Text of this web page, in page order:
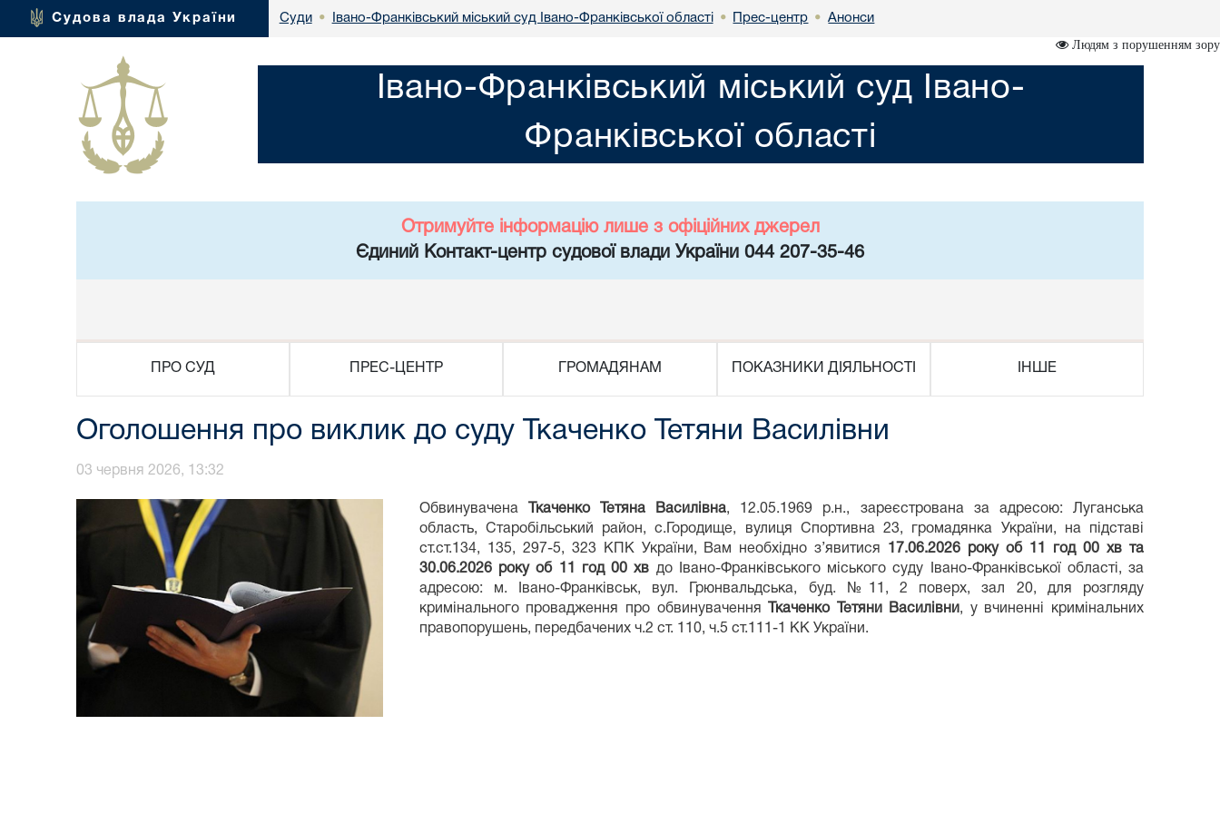
Судова влада України Суди • Івано-Франківський міський суд Івано-Франківської області • Прес-центр • Анонси
Людям з порушенням зору
Івано-Франківський міський суд Івано-
Франківської області
Отримуйте інформацію лише з офіційних джерел
Єдиний Контакт-центр судової влади України 044 207-35-46
ПРО СУД ПРЕС-ЦЕНТР ГРОМАДЯНАМ ПОКАЗНИКИ ДІЯЛЬНОСТІ ІНШЕ
Оголошення про виклик до суду Ткаченко Тетяни Василівни
03 червня 2026, 13:32
Обвинувачена Ткаченко Тетяна Василівна, 12.05.1969 р.н., зареєстрована за адресою: Луганська
область, Старобільський район, с.Городище, вулиця Спортивна 23, громадянка України, на підставі
ст.ст.134, 135, 297-5, 323 КПК України, Вам необхідно з’явитися 17.06.2026 року об 11 год 00 хв та
30.06.2026 року об 11 год 00 хв до Івано-Франківського міського суду Івано-Франківської області, за
адресою: м. Івано-Франківськ, вул. Грюнвальдська, буд. №11, 2 поверх, зал 20, для розгляду
кримінального провадження про обвинувачення
Ткаченко Тетяни Василівни, у вчиненні кримінальних
правопорушень, передбачених ч.2 ст. 110, ч.5 ст.111-1 КК України.